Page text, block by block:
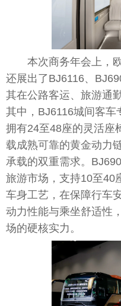
本次商务年会上，
还展出了BJ6116、
其在公路客运、旅游通
其中，BJ6116城间客车
拥有24至48座的灵活座
载成熟可靠的黄金动力
承载的双重需求。
旅游市场，支持10至40
车身工艺，在保障行车
动力性能与乘坐舒适性
场的硬核实力。